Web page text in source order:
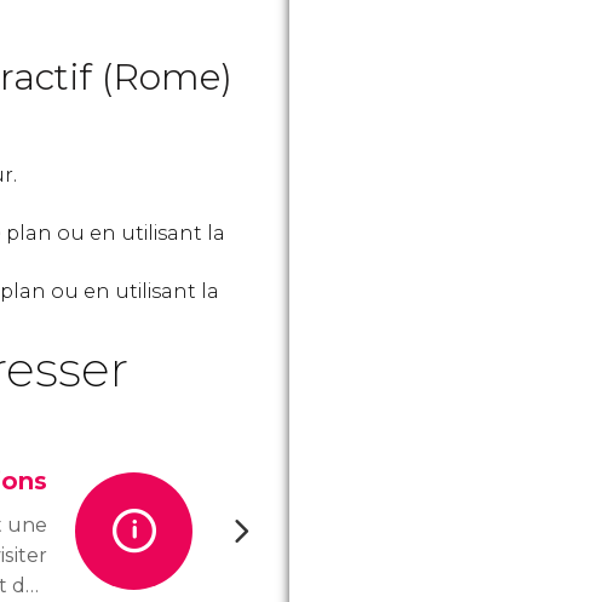
(Rome)
ou en utilisant la
ou en utilisant la
une